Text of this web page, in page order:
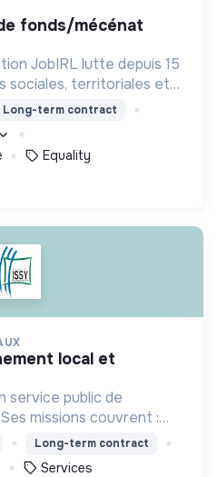
JobIRL lutte depuis 15
sociales, territoriales et
et l’insertion
Long-term contract
Equality
service public de
missions couvrent :
la culture, la sécurité,
transition numérique etc.
Long-term contract
Services